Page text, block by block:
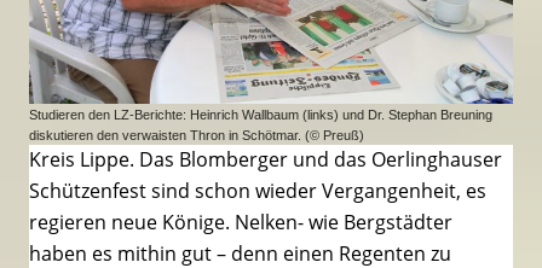
Studieren den LZ-Berichte: Heinrich Wallbaum (links) und Dr. Stephan Breuning
diskutieren den verwaisten Thron in Schötmar. (© Preuß)
Kreis Lippe. Das Blomberger und das Oerlinghauser
Schützenfest sind schon wieder Vergangenheit, es
regieren neue Könige. Nelken- wie Bergstädter
haben es mithin gut – denn einen Regenten zu